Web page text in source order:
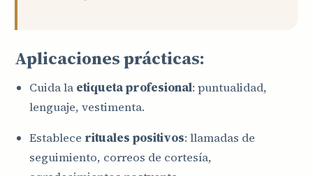
Aplicaciones prácticas:
Cuida la etiqueta profesional: puntualidad,
lenguaje, vestimenta.
Establece rituales positivos: llamadas de
seguimiento, correos de cortesía,